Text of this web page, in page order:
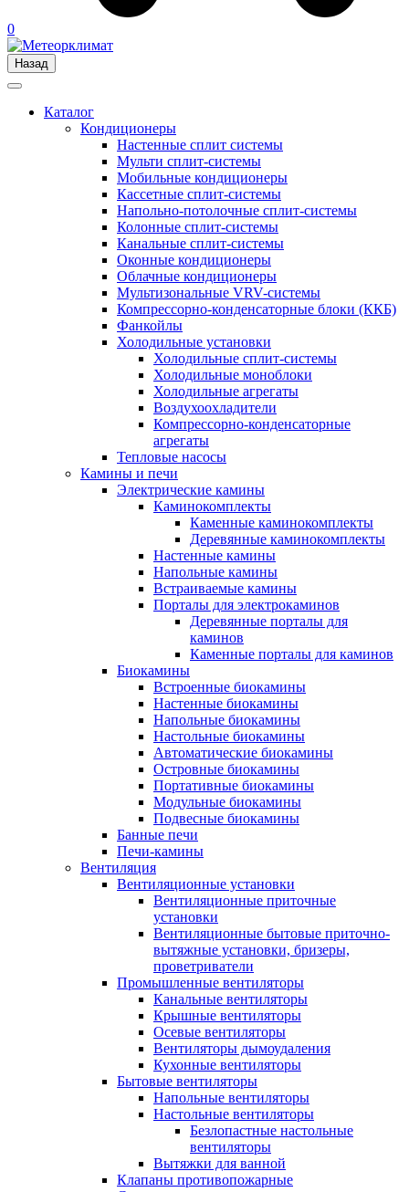
0
Назад
Каталог
Кондиционеры
Настенные сплит системы
Мульти сплит-системы
Мобильные кондиционеры
Кассетные сплит-системы
Напольно-потолочные сплит-системы
Колонные сплит-системы
Канальные сплит-системы
Оконные кондиционеры
Облачные кондиционеры
Мультизональные VRV-системы
Компрессорно-конденсаторные блоки (ККБ)
Фанкойлы
Холодильные установки
Холодильные сплит-системы
Холодильные моноблоки
Холодильные агрегаты
Воздухоохладители
Компрессорно-конденсаторные
агрегаты
Тепловые насосы
Камины и печи
Электрические камины
Каминокомплекты
Каменные каминокомплекты
Деревянные каминокомплекты
Настенные камины
Напольные камины
Встраиваемые камины
Порталы для электрокаминов
Деревянные порталы для
каминов
Каменные порталы для каминов
Биокамины
Встроенные биокамины
Настенные биокамины
Напольные биокамины
Настольные биокамины
Автоматические биокамины
Островные биокамины
Портативные биокамины
Модульные биокамины
Подвесные биокамины
Банные печи
Печи-камины
Вентиляция
Вентиляционные установки
Вентиляционные приточные
установки
Вентиляционные бытовые приточно-
вытяжные установки, бризеры,
проветриватели
Промышленные вентиляторы
Канальные вентиляторы
Крышные вентиляторы
Осевые вентиляторы
Вентиляторы дымоудаления
Кухонные вентиляторы
Бытовые вентиляторы
Напольные вентиляторы
Настольные вентиляторы
Безлопастные настольные
вентиляторы
Вытяжки для ванной
Клапаны противопожарные